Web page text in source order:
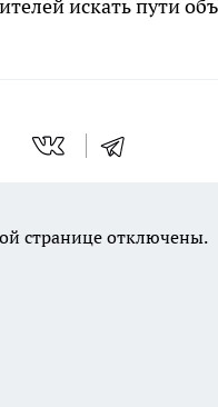
искать пути
странице отключены.